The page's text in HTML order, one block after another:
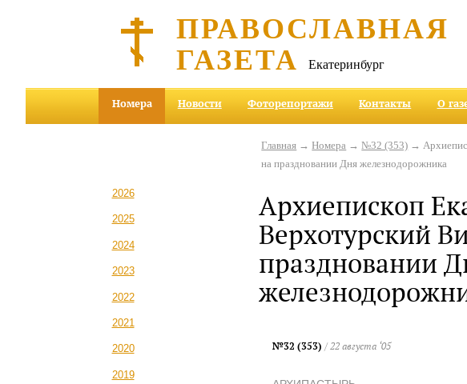
ПРАВОСЛАВНАЯ
ГАЗЕТА Екатеринбург
Номера Новости Фоторепортажи Контакты О
2026
2025
2024
2023
2022
2021
2020
2019
Главная →Номера →№32 (353) →
на праздновании Дня железнодорожника
Архиепископ
Верхотурский
праздновании
№32 (353) / 22 августа ‘05